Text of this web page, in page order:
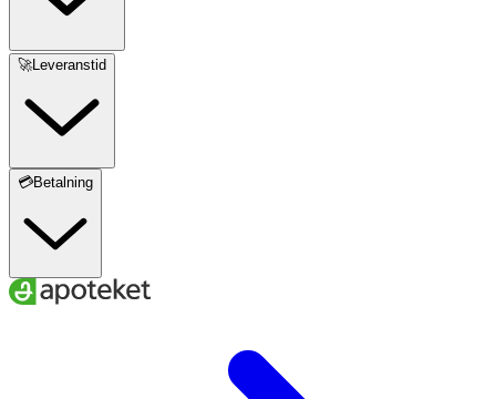
🚀Leveranstid
💳Betalning